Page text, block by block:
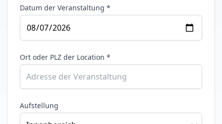
Datum der Veranstaltung *
Ort oder PLZ der Location *
Aufstellung